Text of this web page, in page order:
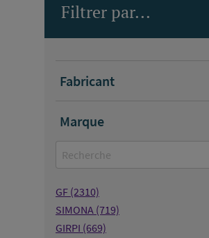
Filtrer par...
Fabricant
Marque
GF (2310)
SIMONA (719)
GIRPI (669)